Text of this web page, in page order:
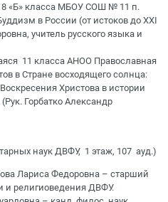
«Б» класса МБОУ СОШ № 11 п.
в России (от истоков до XXI
учитель русского языка и
11 класса АНОО Православная
в Стране восходящего солнца:
Христова в истории
Горбатко Александр
наук ДВФУ, 1 этаж, 107 ауд.)
Лариса Федоровна – старший
и религиоведения ДВФУ.